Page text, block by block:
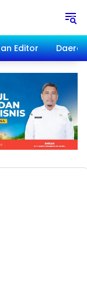
Editor Daerah